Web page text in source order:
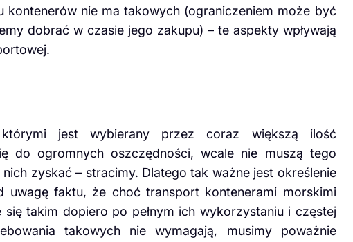
nie ma takowych (ograniczeniem może być
dobrać w czasie jego zakupu) – te aspekty wpływają
jest wybierany przez coraz większą ilość
do ogromnych oszczędności, wcale nie muszą tego
zyskać – stracimy. Dlatego tak ważne jest określenie
uwagę faktu, że choć transport kontenerami morskimi
takim dopiero po pełnym ich wykorzystaniu i częstej
takowych nie wymagają, musimy poważnie